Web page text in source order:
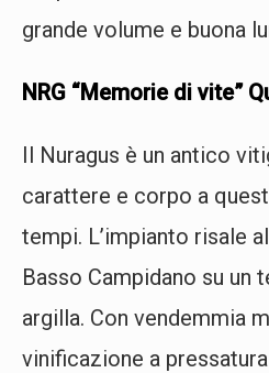
grande volume e buona
NRG “Memorie di vite”
Il Nuragus è un antico
carattere e corpo a
tempi. L’impianto risale
Basso Campidano su un
argilla. Con vendemmia
vinificazione a